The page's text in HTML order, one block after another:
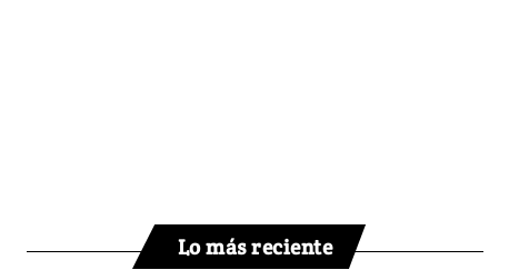
Lo más reciente